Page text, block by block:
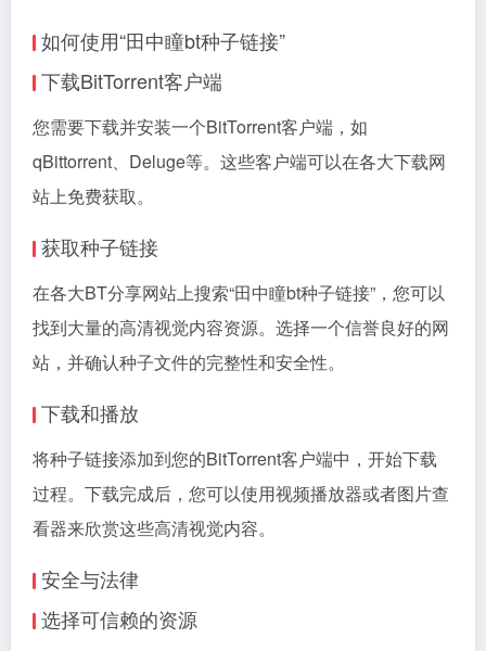
如何使用“田中瞳bt种子链接”
下载BitTorrent客户端
您需要下载并安装一个BitTorrent客户端，如
qBittorrent、Deluge等。这些客户端可以在各大下载网
站上免费获取。
获取种子链接
在各大BT分享网站上搜索“田中瞳bt种子链接”，您可以
找到大量的高清视觉内容资源。选择一个信誉良好的网
站，并确认种子文件的完整性和安全性。
下载和播放
将种子链接添加到您的BitTorrent客户端中，开始下载
过程。下载完成后，您可以使用视频播放器或者图片查
看器来欣赏这些高清视觉内容。
安全与法律
选择可信赖的资源